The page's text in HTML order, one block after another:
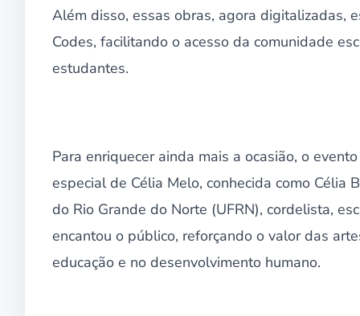
Além disso, essas obras, agora digitalizadas,
Codes, facilitando o acesso da comunidade
estudantes.
Para enriquecer ainda mais a ocasião, o
especial de Célia Melo, conhecida como
do Rio Grande do Norte (UFRN), cordelista,
encantou o público, reforçando o valor das
educação e no desenvolvimento humano.